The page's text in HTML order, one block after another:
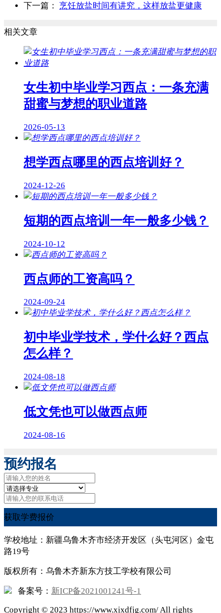
下一篇： 烹饪放盐时间有讲究，这样放盐更健康
相关文章
女生初中毕业学习西点：一条充满
甜蜜与梦想的职业道路
2026-05-13
想学西点哪里的西点培训好？
2024-12-26
短期的西点培训一年一般多少钱？
2024-10-12
西点师的工资高吗？
2024-09-24
初中毕业学技术，学什么好？西点
怎么样？
2024-08-18
低文凭也可以做西点师
2024-08-16
预约报名
获取学费报价
学校地址：新疆乌鲁木齐市经济开发区（头屯河区）金屯
路19号
版权所有：乌鲁木齐新东方技工学校有限公司
备案号： 新ICP备2021001241号-1
Copyright © 2023 https://www.xjxdfjg.com/ All rights